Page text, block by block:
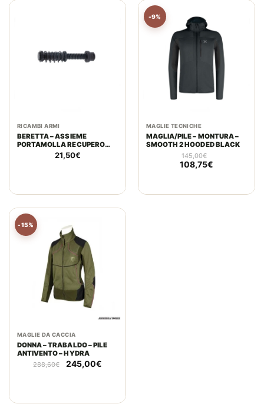
RICAMBI ARMI
BERETTA – ASSIEME
PORTAMOLLA RECUPERO
APX CENTURION
21,50€
-9%
MAGLIE TECNICHE
MAGLIA/PILE – MONTURA –
SMOOTH 2 HOODED BLACK
145,00€
108,75€
-15%
MAGLIE DA CACCIA
DONNA – TRABALDO – PILE
ANTIVENTO – HYDRA
288,60€
Il
prezzo
245,00€
245,00€.